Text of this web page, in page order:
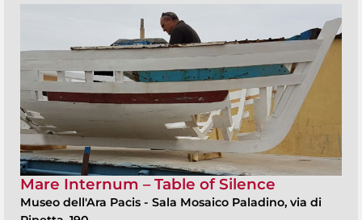
Mare Internum – Table of Silence
Museo dell'Ara Pacis - Sala Mosaico Paladino, via di